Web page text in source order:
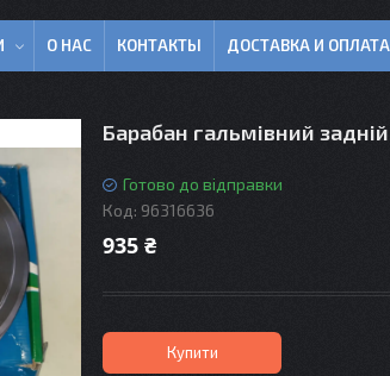
О НАС КОНТАКТЫ ДОСТАВКА И ОПЛАТА
Барабан гальмівний
Готово до відправки
Код: 96316636
935 ₴
Купити